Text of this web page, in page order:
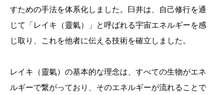
すための手法を体系化しました。臼井は、自己修行を通
じて「レイキ（靈氣）」と呼ばれる宇宙エネルギーを感
じ取り、これを他者に伝える技術を確立しました。
レイキ（靈氣）の基本的な理念は、すべての生物がエネ
ルギーで繋がっており、そのエネルギーが流れることで